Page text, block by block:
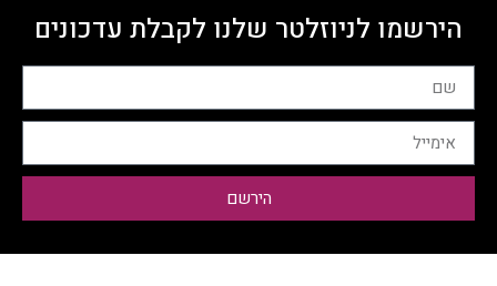
הירשמו לניוזלטר שלנו לקבלת עדכונים
הירשם